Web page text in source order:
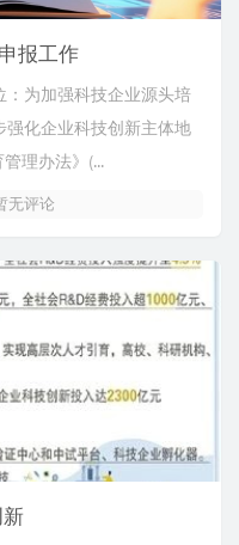
报工作
为加强科技企业源头培
化企业科技创新主体地
理办法》(...
无评论